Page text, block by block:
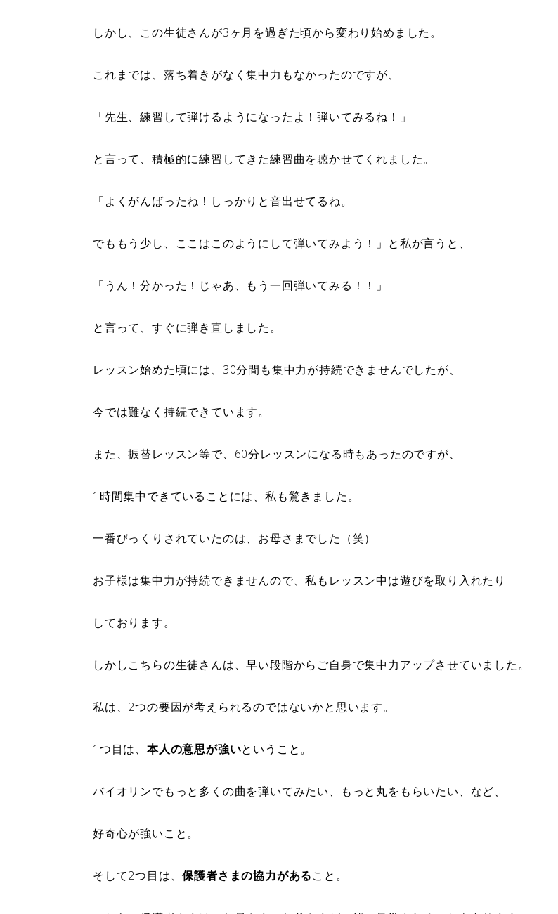
しかし、この生徒さんが3ヶ月を過ぎた頃から変わり始めました。
これまでは、落ち着きがなく集中力もなかったのですが、
「先生、練習して弾けるようになったよ！弾いてみるね！」
と言って、積極的に練習してきた練習曲を聴かせてくれました。
「よくがんばったね！しっかりと音出せてるね。
でももう少し、ここはこのようにして弾いてみよう！」と私が言うと、
「うん！分かった！じゃあ、もう一回弾いてみる！！」
と言って、すぐに弾き直しました。
レッスン始めた頃には、30分間も集中力が持続できませんでしたが、
今では難なく持続できています。
また、振替レッスン等で、60分レッスンになる時もあったのですが、
1時間集中できていることには、私も驚きました。
一番びっくりされていたのは、お母さまでした（笑）
お子様は集中力が持続できませんので、私もレッスン中は遊びを取り入れたり
しております。
しかしこちらの生徒さんは、早い段階からご自身で集中力アップさせていました。
私は、2つの要因が考えられるのではないかと思います。
1つ目は、 本人の意思が強いということ。
バイオリンでもっと多くの曲を弾いてみたい、もっと丸をもらいたい、など、
好奇心が強いこと。
そして2つ目は、保護者さまの協力があること。